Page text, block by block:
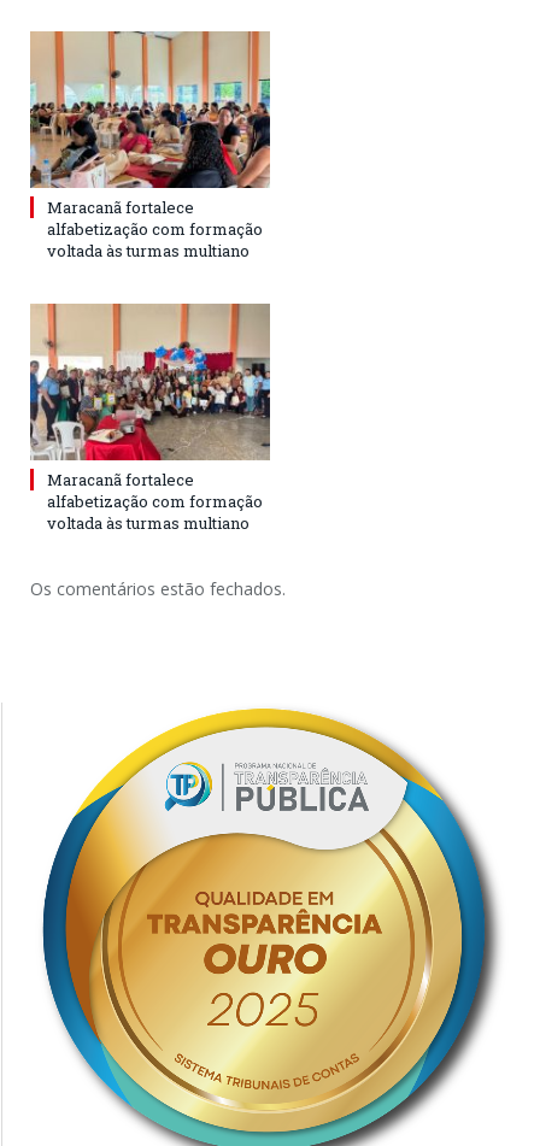
Maracanã fortalece
alfabetização com formação
voltada às turmas multiano
Maracanã fortalece
alfabetização com formação
voltada às turmas multiano
Os comentários estão fechados.